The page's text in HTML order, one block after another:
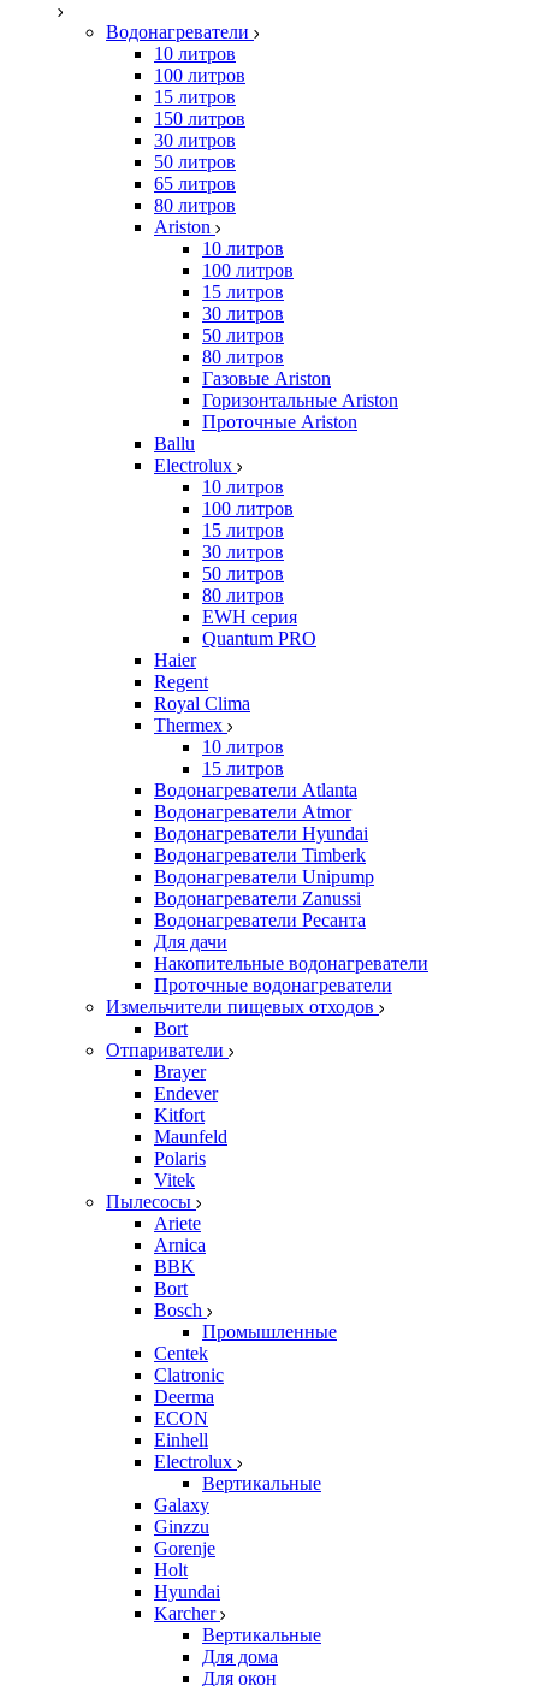
Водонагреватели
10 литров
100 литров
15 литров
150 литров
30 литров
50 литров
65 литров
80 литров
Ariston
10 литров
100 литров
15 литров
30 литров
50 литров
80 литров
Газовые Ariston
Горизонтальные Ariston
Проточные Ariston
Ballu
Electrolux
10 литров
100 литров
15 литров
30 литров
50 литров
80 литров
EWH серия
Quantum PRO
Haier
Regent
Royal Clima
Thermex
10 литров
15 литров
Водонагреватели Atlanta
Водонагреватели Atmor
Водонагреватели Hyundai
Водонагреватели Timberk
Водонагреватели Unipump
Водонагреватели Zanussi
Водонагреватели Ресанта
Для дачи
Накопительные водонагреватели
Проточные водонагреватели
Измельчители пищевых отходов
Bort
Отпариватели
Brayer
Endever
Kitfort
Maunfeld
Polaris
Vitek
Пылесосы
Ariete
Arnica
BBK
Bort
Bosch
Промышленные
Centek
Clatronic
Deerma
ECON
Einhell
Electrolux
Вертикальные
Galaxy
Ginzzu
Gorenje
Holt
Hyundai
Karcher
Вертикальные
Для дома
Для окон